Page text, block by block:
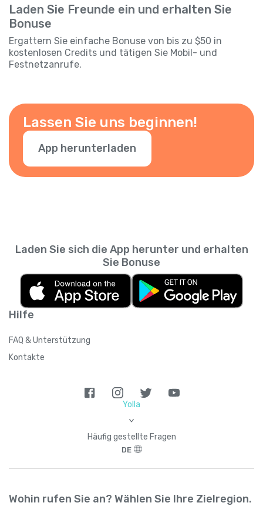
Laden Sie Freunde ein und erhalten Sie
Bonuse
Ergattern Sie einfache Bonuse von bis zu $50 in
kostenlosen Credits und tätigen Sie Mobil- und
Festnetzanrufe.
Lassen Sie uns beginnen!
App herunterladen
Hilfe
FAQ & Unterstützung
Kontakte
Laden Sie sich die App herunter und erhalten
Sie Bonuse
Yolla
>
Häufig gestellte Fragen
DE
Wohin rufen Sie an? Wählen Sie Ihre Zielregion.